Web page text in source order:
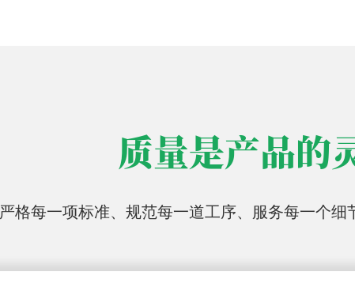
质量是产品的
严格每一项标准、规范每一道工序、服务每一个细